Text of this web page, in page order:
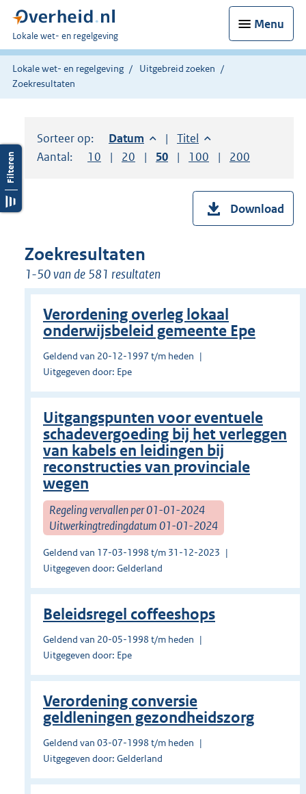
Menu
U
bent
hier:
Lokale wet- en regelgeving
Lokale wet- en regelgeving
Uitgebreid zoeken
Zoekresultaten
Sorteer op: Sorteer op:
Datum aflopendSorteer op:
Titel oplopend
Aantal:
Toon
10 resultaten per pagina
Toon
20 resultaten per pagina
Toon
50 resultaten per pagina
Toon
100 resultaten per
Toon
200
Download
Zoekresultaten
1-50 van de 581 resultaten
Verordening overleg lokaal
onderwijsbeleid gemeente Epe
Geldend van 20-12-1997 t/m heden
Uitgegeven door: Epe
Uitgangspunten voor eventuele
schadevergoeding bij het verleggen
van kabels en leidingen bij
reconstructies van provinciale
wegen
Regeling vervallen per 01-01-2024
Uitwerkingtredingdatum 01-01-2024
Geldend van 17-03-1998 t/m 31-12-2023
Uitgegeven door: Gelderland
Beleidsregel coffeeshops
Geldend van 20-05-1998 t/m heden
Uitgegeven door: Epe
Verordening conversie
geldleningen gezondheidszorg
Geldend van 03-07-1998 t/m heden
Uitgegeven door: Gelderland